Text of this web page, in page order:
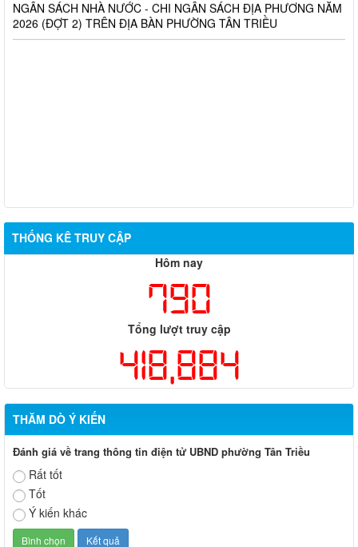
2026 (ĐỢT 2) TRÊN ĐỊA BÀN PHƯỜNG TÂN TRIỀU
THỐNG KÊ TRUY CẬP
Hôm nay
790
Tổng lượt truy cập
418,884
THĂM DÒ Ý KIẾN
Đánh giá về trang thông tin điện tử UBND phường Tân Triều
Rất tốt
Tốt
Ý kiến khác